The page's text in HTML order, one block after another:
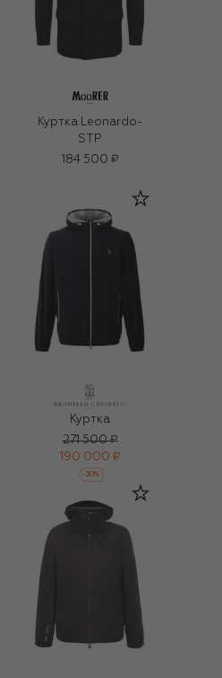
Куртка Leonardo-
STP
184 500 ₽
Куртка
271 500 ₽
190 000 ₽
-30%